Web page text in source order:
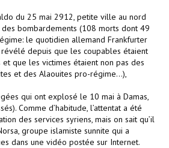
du 25 mai 2912, petite ville au nord
bombardements (108 morts dont 49
le quotidien allemand Frankfurter
depuis que les coupables étaient
que les victimes étaient non pas des
et des Alaouites pro-régime…),
qui ont explosé le 10 mai à Damas,
Comme d’habitude, l’attentat a été
des services syriens, mais on sait qu’il
groupe islamiste sunnite qui a
dans une vidéo postée sur Internet.